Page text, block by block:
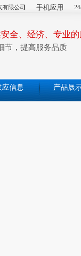
有限公司 手机应用
全、经济、专业
节，提高服务品质
应信息 产品展